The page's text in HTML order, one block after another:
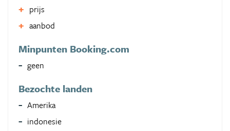
prijs
aanbod
Minpunten Booking.com
geen
Bezochte landen
Amerika
indonesie